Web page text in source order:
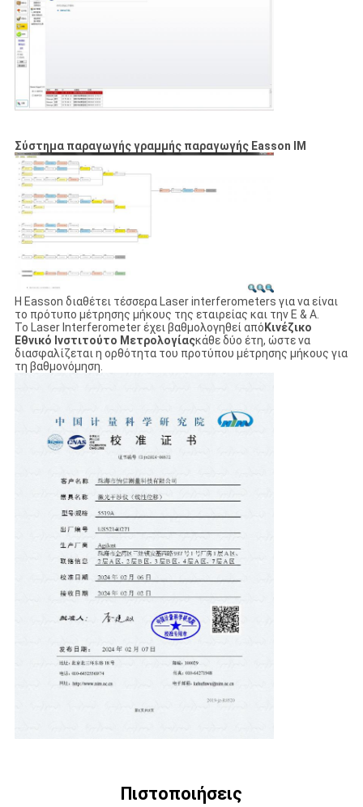
PRIVACY
POLICY
Σύστημα παραγωγής γραμμής παραγωγής Easson IM
Η Easson διαθέτει τέσσερα Laser interferometers για να είναι
το πρότυπο μέτρησης μήκους της εταιρείας και την Ε & Α.
Το Laser Interferometer έχει βαθμολογηθεί από Κινέζικο
Εθνικό Ινστιτούτο Μετρολογίαςκάθε δύο έτη, ώστε να
διασφαλίζεται η ορθότητα του προτύπου μέτρησης μήκους για
τη βαθμονόμηση.
Πιστοποιήσεις